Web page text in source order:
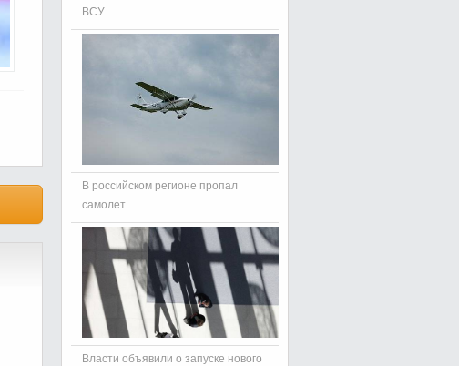
ВСУ
В российском регионе пропал
самолет
Власти объявили о запуске нового